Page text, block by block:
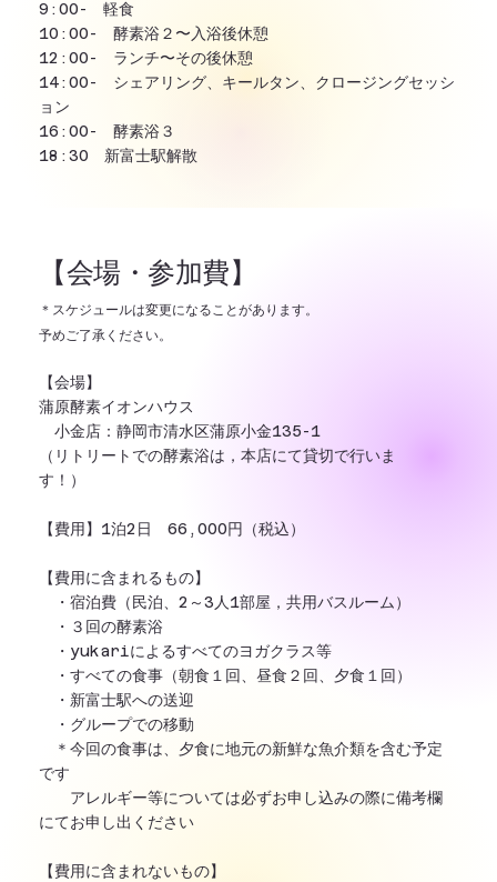
9:00- 軽食
10:00- 酵素浴２〜入浴後休憩
12:00- ランチ〜その後休憩
14:00- シェアリング、キールタン、クロージングセッシ
ョン
16:00- 酵素浴３
18:30 新富士駅解散
＊スケジュールは変更になることがあります。
予めご了承ください。
【会場・参加費】
【会場】
蒲原酵素イオンハウス
小金店：静岡市清水区蒲原小金135-1
（リトリートでの酵素浴は，本店にて貸切で行いま
す！）
【費用】1泊2日 66,000円（税込）
【費用に含まれるもの】
・宿泊費（民泊、2～3人1部屋，共用バスルーム）
・３回の酵素浴
・yukariによるすべてのヨガクラス等
・すべての食事（朝食１回、昼食２回、夕食１回）
・新富士駅への送迎
・グループでの移動
＊今回の食事は、夕食に地元の新鮮な魚介類を含む予定
です
アレルギー等については必ずお申し込みの際に備考欄
にてお申し出ください
【費用に含まれないもの】